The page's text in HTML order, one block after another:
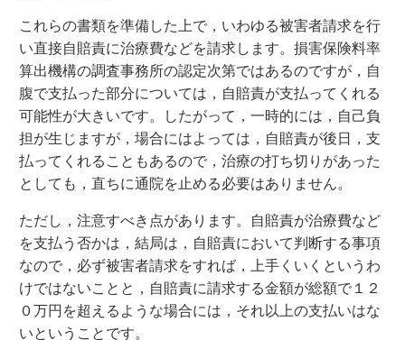
これらの書類を準備した上で，いわゆる被害者請求を行
い直接自賠責に治療費などを請求します。損害保険料率
算出機構の調査事務所の認定次第ではあるのですが，自
腹で支払った部分については，自賠責が支払ってくれる
可能性が大きいです。したがって，一時的には，自己負
担が生じますが，場合にはよっては，自賠責が後日，支
払ってくれることもあるので，治療の打ち切りがあった
としても，直ちに通院を止める必要はありません。
ただし，注意すべき点があります。自賠責が治療費など
を支払う否かは，結局は，自賠責において判断する事項
なので，必ず被害者請求をすれば，上手くいくというわ
けではないことと，自賠責に請求する金額が総額で１２
０万円を超えるような場合には，それ以上の支払いはな
いということです。